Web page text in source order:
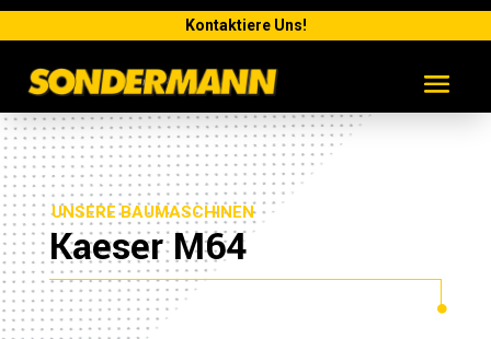
Kontaktiere Uns!
UNSERE BAUMASCHINEN
Kaeser M64